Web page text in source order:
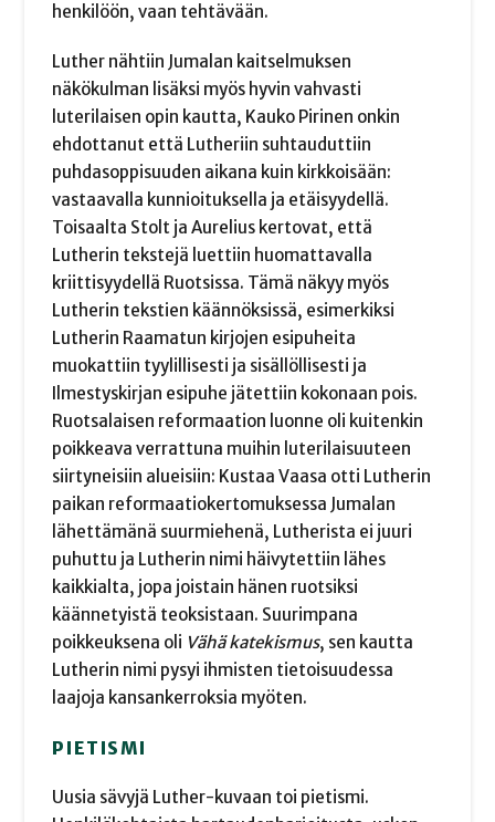
henkilöön, vaan tehtävään.
Luther nähtiin Jumalan kaitselmuksen
näkökulman lisäksi myös hyvin vahvasti
luterilaisen opin kautta, Kauko Pirinen onkin
ehdottanut että Lutheriin suhtauduttiin
puhdasoppisuuden aikana kuin kirkkoisään:
vastaavalla kunnioituksella ja etäisyydellä.
Toisaalta Stolt ja Aurelius kertovat, että
Lutherin tekstejä luettiin huomattavalla
kriittisyydellä Ruotsissa. Tämä näkyy myös
Lutherin tekstien käännöksissä, esimerkiksi
Lutherin Raamatun kirjojen esipuheita
muokattiin tyylillisesti ja sisällöllisesti ja
Ilmestyskirjan esipuhe jätettiin kokonaan pois.
Ruotsalaisen reformaation luonne oli kuitenkin
poikkeava verrattuna muihin luterilaisuuteen
siirtyneisiin alueisiin: Kustaa Vaasa otti Lutherin
paikan reformaatiokertomuksessa Jumalan
lähettämänä suurmiehenä, Lutherista ei juuri
puhuttu ja Lutherin nimi häivytettiin lähes
kaikkialta, jopa joistain hänen ruotsiksi
käännetyistä teoksistaan. Suurimpana
poikkeuksena oli Vähä katekismus, sen kautta
Lutherin nimi pysyi ihmisten tietoisuudessa
laajoja kansankerroksia myöten.
PIETISMI
Uusia sävyjä Luther-kuvaan toi pietismi.